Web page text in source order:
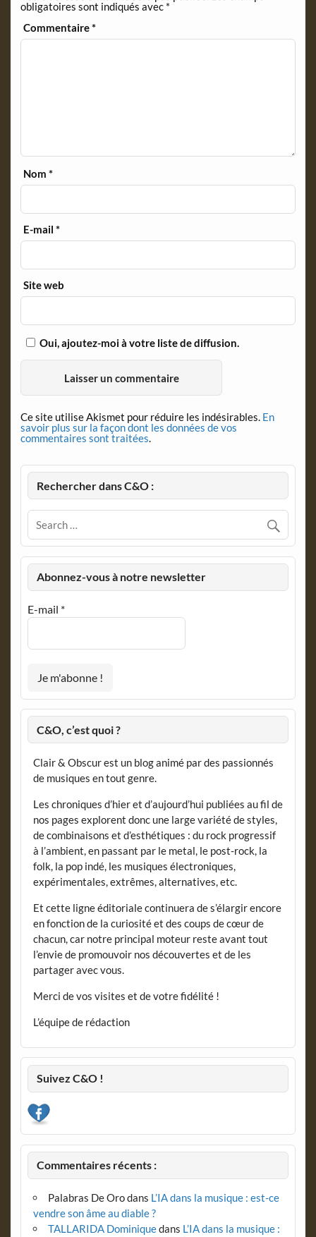
l
y
obligatoires sont indiqués avec *
Commentaire*
Nom*
E-mail*
Site web
Oui, ajoutez-moi à votre liste de diffusion.
Ce site utilise Akismet pour réduire les indésirables. En
savoir plus sur la façon dont les données de vos
commentaires sont traitées.
Rechercher dans C&O :
Abonnez-vous à notre newsletter
E-mail *
C&O, c’est quoi ?
Clair & Obscur est un blog animé par des passionnés
de musiques en tout genre.
Les chroniques d’hier et d’aujourd’hui publiées au fil de
nos pages explorent donc une large variété de styles,
de combinaisons et d’esthétiques : du rock progressif
à l’ambient, en passant par le metal, le post-rock, la
folk, la pop indé, les musiques électroniques,
expérimentales, extrêmes, alternatives, etc.
Et cette ligne éditoriale continuera de s’élargir encore
en fonction de la curiosité et des coups de cœur de
chacun, car notre principal moteur reste avant tout
l’envie de promouvoir nos découvertes et de les
partager avec vous.
Merci de vos visites et de votre fidélité !
L’équipe de rédaction
Suivez C&O !
Commentaires récents :
Palabras De Orodans L’IA dans la musique : est-ce
vendre son âme au diable ?
TALLARIDA Dominiquedans L’IA dans la musique :